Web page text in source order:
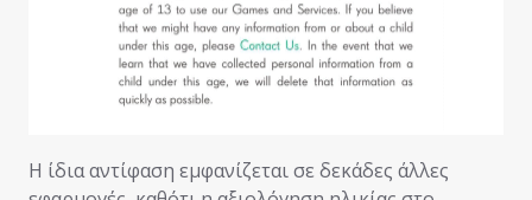
Η ίδια αντίφαση εμφανίζεται σε δεκάδες άλλες